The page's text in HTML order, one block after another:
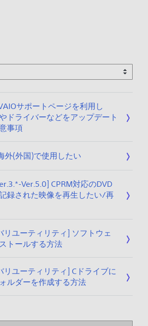
サポートページを利用し
ドライバーなどをアップデート
事項
外(外国)で使用したい
Ver.5.0] CPRM対応のDVD
録された映像を再生したい/再
リユーティリティ] ソフトウェ
トールする方法
リユーティリティ] Cドライブに
ルダーを作成する方法